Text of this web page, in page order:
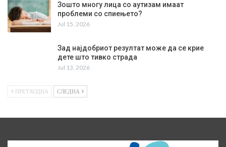
Зошто многу лица со аутизам имаат
проблеми со спиењето?
Jul 15, 2026
Зад најдобриот резултат може да се крие
дете што тивко страда
Jul 13, 2026
ПРЕТХОДНА СЛЕДНА